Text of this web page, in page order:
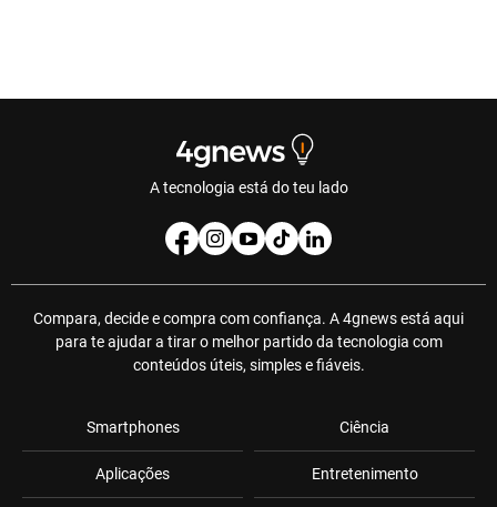
A tecnologia está do teu lado
Compara, decide e compra com confiança. A 4gnews está aqui
para te ajudar a tirar o melhor partido da tecnologia com
conteúdos úteis, simples e fiáveis.
Smartphones
Aplicações
Ciência
Entretenimento